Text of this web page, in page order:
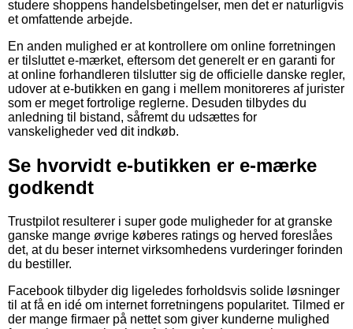
studere shoppens handelsbetingelser, men det er naturligvis
et omfattende arbejde.
En anden mulighed er at kontrollere om online forretningen
er tilsluttet e-mærket, eftersom det generelt er en garanti for
at online forhandleren tilslutter sig de officielle danske regler,
udover at e-butikken en gang i mellem monitoreres af jurister
som er meget fortrolige reglerne. Desuden tilbydes du
anledning til bistand, såfremt du udsættes for
vanskeligheder ved dit indkøb.
Se hvorvidt e-butikken er e-mærke
godkendt
Trustpilot resulterer i super gode muligheder for at granske
ganske mange øvrige køberes ratings og herved foreslåes
det, at du beser internet virksomhedens vurderinger forinden
du bestiller.
Facebook tilbyder dig ligeledes forholdsvis solide løsninger
til at få en idé om internet forretningens popularitet. Tilmed er
der mange firmaer på nettet som giver kunderne mulighed